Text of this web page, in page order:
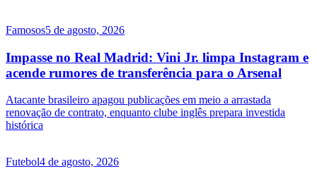
Famosos5 de agosto, 2026
Impasse no Real Madrid: Vini Jr. limpa Instagram e
acende rumores de transferência para o Arsenal
Atacante brasileiro apagou publicações em meio a arrastada
renovação de contrato, enquanto clube inglês prepara investida
histórica
Futebol4 de agosto, 2026